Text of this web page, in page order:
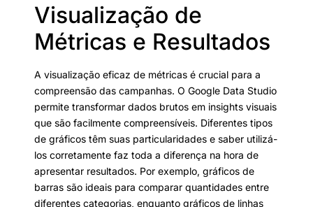
Visualização de
Métricas e Resultados
A visualização eficaz de métricas é crucial para a
compreensão das campanhas. O Google Data Studio
permite transformar dados brutos em insights visuais
que são facilmente compreensíveis. Diferentes tipos
de gráficos têm suas particularidades e saber utilizá-
los corretamente faz toda a diferença na hora de
apresentar resultados. Por exemplo, gráficos de
barras são ideais para comparar quantidades entre
diferentes categorias, enquanto gráficos de linhas